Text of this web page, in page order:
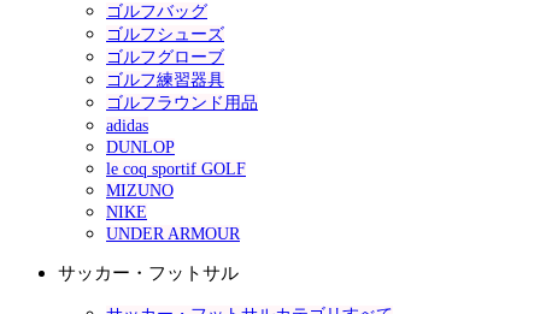
ゴルフバッグ
ゴルフシューズ
ゴルフグローブ
ゴルフ練習器具
ゴルフラウンド用品
adidas
DUNLOP
le coq sportif GOLF
MIZUNO
NIKE
UNDER ARMOUR
サッカー・フットサル